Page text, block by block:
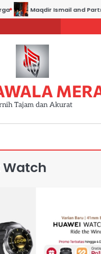
Maqdir Ismail and
Tajam dan Akurat